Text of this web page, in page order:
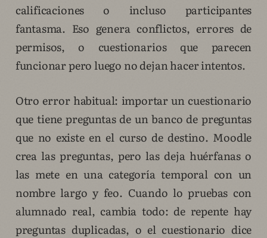
calificaciones o incluso participantes
fantasma. Eso genera conflictos, errores de
permisos, o cuestionarios que parecen
funcionar pero luego no dejan hacer intentos.
Otro error habitual: importar un cuestionario
que tiene preguntas de un banco de preguntas
que no existe en el curso de destino. Moodle
crea las preguntas, pero las deja huérfanas o
las mete en una categoría temporal con un
nombre largo y feo. Cuando lo pruebas con
alumnado real, cambia todo: de repente hay
preguntas duplicadas, o el cuestionario dice